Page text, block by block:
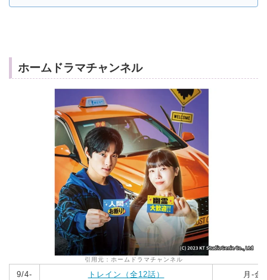
ホームドラマチャンネル
引用元：ホームドラマチャンネル
9/4- トレイン（全12話） 月‐金